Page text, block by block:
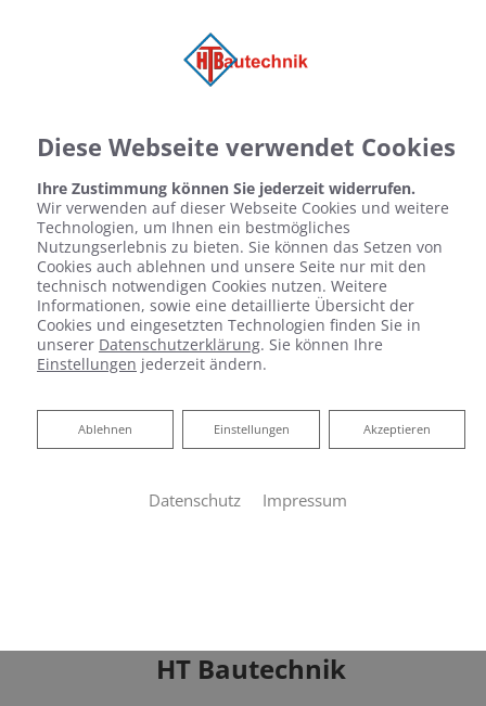
Budgetkalkulator Bad
HT Bautechnik
Diese Webseite verwendet Cookies
Ihre Zustimmung können Sie jederzeit widerrufen.
Wir verwenden auf dieser Webseite Cookies und weitere
Technologien, um Ihnen ein bestmögliches
Nutzungserlebnis zu bieten. Sie können das Setzen von
Cookies auch ablehnen und unsere Seite nur mit den
technisch notwendigen Cookies nutzen. Weitere
Informationen, sowie eine detaillierte Übersicht der
Cookies und eingesetzten Technologien finden Sie in
unserer Datenschutzerklärung. Sie können Ihre
Einstellungen jederzeit ändern.
Akzeptieren
Einstellungen
Ablehnen
Ablehnen
Datenschutz Impressum